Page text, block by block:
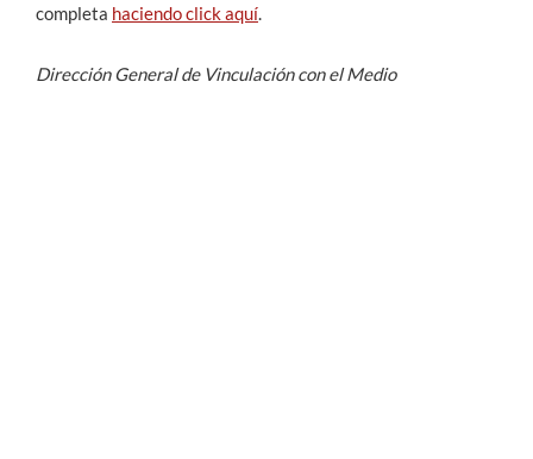
completa haciendo click aquí.
Dirección General de Vinculación con el Medio